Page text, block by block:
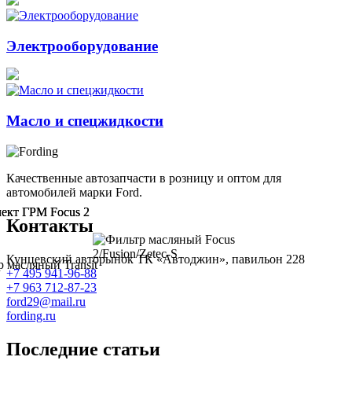
Электрооборудование
Масло и спецжидкости
Качественные автозапчасти в розницу и оптом для
автомобилей марки Ford.
Контакты
Кунцевский авторынок ТК «Автоджин», павильон 228
+7 495 941-96-88
+7 963 712-87-23
ford29@mail.ru
fording.ru
Последние статьи